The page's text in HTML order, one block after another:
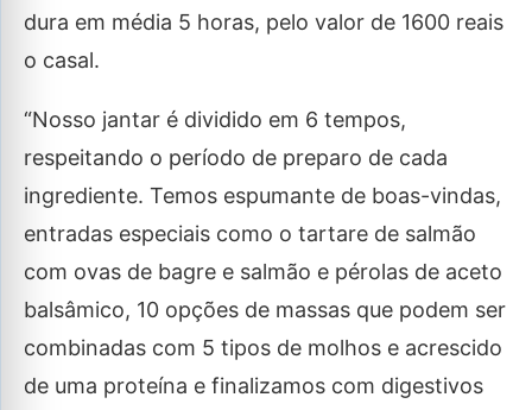
dura em média 5 horas, pelo valor de 1600 reais
o casal.
“Nosso jantar é dividido em 6 tempos,
respeitando o período de preparo de cada
ingrediente. Temos espumante de boas-vindas,
entradas especiais como o tartare de salmão
com ovas de bagre e salmão e pérolas de aceto
balsâmico, 10 opções de massas que podem ser
combinadas com 5 tipos de molhos e acrescido
de uma proteína e finalizamos com digestivos